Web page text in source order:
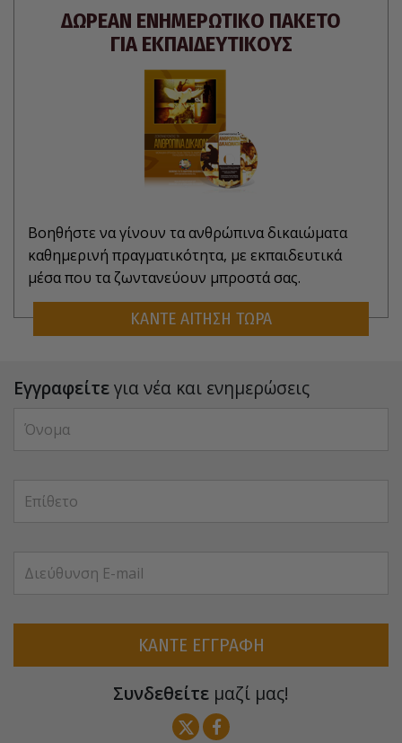
ΔΩΡΕΑΝ ΕΝΗΜΕΡΩΤΙΚΟ ΠΑΚΕΤΟ
ΓΙΑ ΕΚΠΑΙΔΕΥΤΙΚΟΥΣ
Βοηθήστε να γίνουν τα ανθρώπινα δικαιώματα
καθημερινή πραγματικότητα, με εκπαιδευτικά
μέσα που τα ζωντανεύουν μπροστά σας.
ΚΑΝΤΕ ΑΙΤΗΣΗ ΤΩΡΑ
Εγγραφείτεγια νέα και ενημερώσεις
ΚΑΝΤΕ ΕΓΓΡΑΦΗ
Συνδεθείτε μαζί μας!